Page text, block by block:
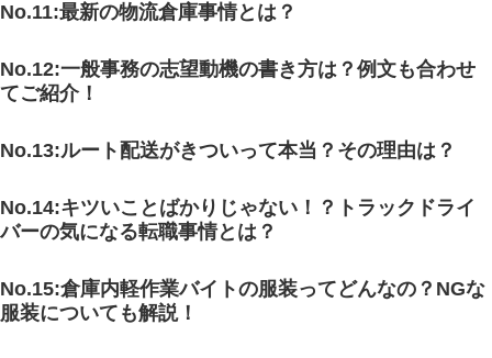
No.11:最新の物流倉庫事情とは？
No.12:一般事務の志望動機の書き方は？例文も合わせ
てご紹介！
No.13:ルート配送がきついって本当？その理由は？
No.14:キツいことばかりじゃない！？トラックドライ
バーの気になる転職事情とは？
No.15:倉庫内軽作業バイトの服装ってどんなの？NGな
服装についても解説！